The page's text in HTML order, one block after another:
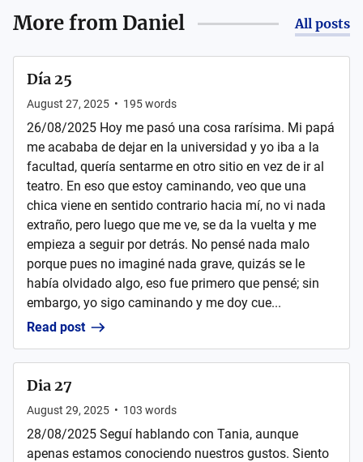
More from Daniel All posts
Día 25
August 27, 2025 • 195words
26/08/2025 Hoy me pasó una cosa rarísima. Mi papá
me acababa de dejar en la universidad y yo iba a la
facultad, quería sentarme en otro sitio en vez de ir al
teatro. En eso que estoy caminando, veo que una
chica viene en sentido contrario hacia mí, no vi nada
extraño, pero luego que me ve, se da la vuelta y me
empieza a seguir por detrás. No pensé nada malo
porque pues no imaginé nada grave, quizás se le
había olvidado algo, eso fue primero que pensé; sin
embargo, yo sigo caminando y me doy cue...
Read post
Dia 27
August 29, 2025 • 103 words
28/08/2025 Seguí hablando con Tania, aunque
apenas estamos conociendo nuestros gustos. Siento